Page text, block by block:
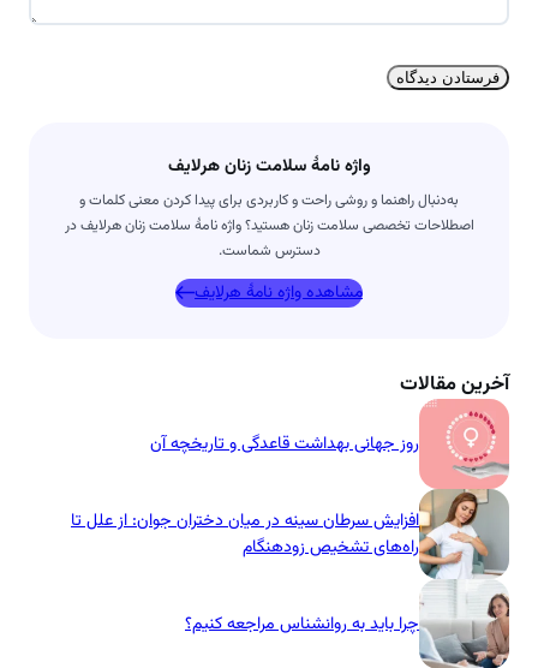
ه
واژه نامۀ سلامت زنان هرلایف
به‌دنبال راهنما و روشی راحت و کاربردی برای پیدا کردن معنی کلمات و
اصطلاحات تخصصی سلامت زنان هستید؟ واژه نامۀ سلامت زنان هرلایف در
دسترس شماست.
مشاهده واژه نامۀ هرلایف
آخرین مقالات
روز جهانی بهداشت قاعدگی و تاریخچه آن
افزایش سرطان سینه در میان دختران جوان: از علل تا
راه‌های تشخیص زودهنگام
چرا باید به روانشناس مراجعه کنیم؟